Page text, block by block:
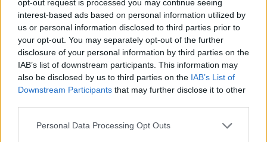
opt-out request is processed you may continue seeing
interest-based ads based on personal information utilized by
us or personal information disclosed to third parties prior to
your opt-out. You may separately opt-out of the further
disclosure of your personal information by third parties on the
IAB’s list of downstream participants. This information may
also be disclosed by us to third parties on the IAB’s List of
Downstream Participants that may further disclose it to other
Please note that this website/app uses one or more Google
Personal Data Processing Opt Outs